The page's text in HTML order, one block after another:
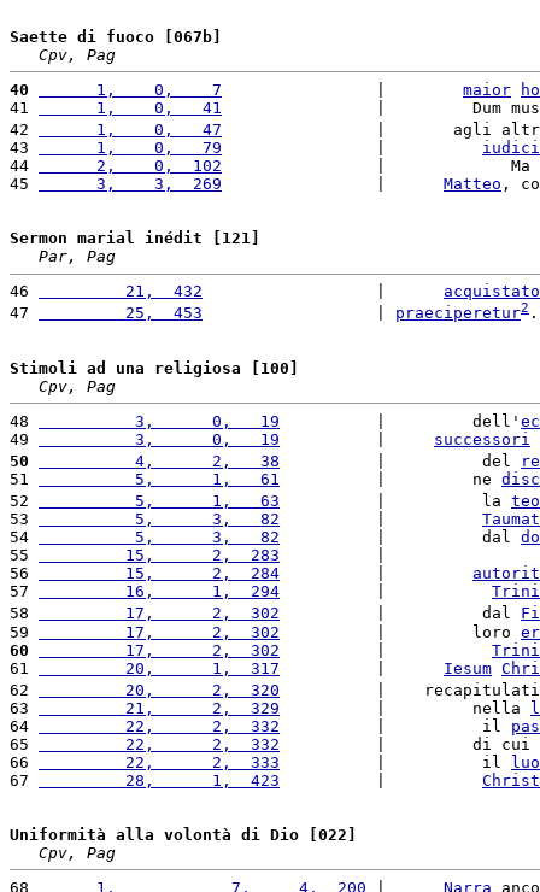
Saette di fuoco [067b]
Cpv, Pag
40
      1,    0,    7
maior
41
      1,    0,   41
|         Dum
42
      1,    0,   47
|       agli
43
      1,    0,   79
44
      2,    0,  102
                |             Ma
45
      3,    3,  269
Matteo ,
Sermon marial inédit [121]
Par, Pag
46
         21,  432
acquistato
47
         25,  453
praeciperetur2
Stimoli ad una religiosa [100]
Cpv, Pag
48
          3,      0,   19
          |         dell'
49
          3,      0,   19
successori
50
          4,      2,   38
          |          del
51
          5,      1,   61
          |         ne
52
          5,      1,   63
          |          la
53
          5,      3,   82
54
          5,      3,   82
          |          dal
55
         15,      2,  283
56
         15,      2,  284
57
         16,      1,  294
58
         17,      2,  302
          |          dal
59
         17,      2,  302
          |         loro
60
         17,      2,  302
61
         20,      1,  317
Iesum
62
         20,      2,  320
|
63
         21,      2,  329
          |         nella
64
         22,      2,  332
          |          il
65
         22,      2,  332
          |         di cui
66
         22,      2,  333
          |          il
67
         28,      1,  423
Uniformità alla volontà di Dio [022]
Cpv, Pag
68
      1,            7,     4,  200
Narra